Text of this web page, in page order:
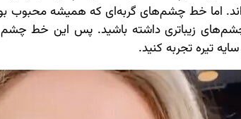
اما خط چشم‌های گربه‌ای که همیشه محبوب
زیباتری داشته باشید. پس این خط چشم
تیره تجربه کنید.